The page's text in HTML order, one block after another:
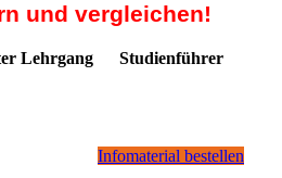
und vergleichen!
Lehrgang Studienführer
Infomaterial bestellen